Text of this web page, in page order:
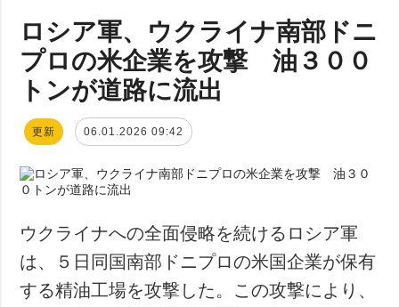
ロシア軍、ウクライナ南部ドニ
プロの米企業を攻撃 油３００
トンが道路に流出
更新 06.01.2026 09:42
ウクライナへの全面侵略を続けるロシア軍
は、５日同国南部ドニプロの米国企業が保有
する精油工場を攻撃した。この攻撃により、